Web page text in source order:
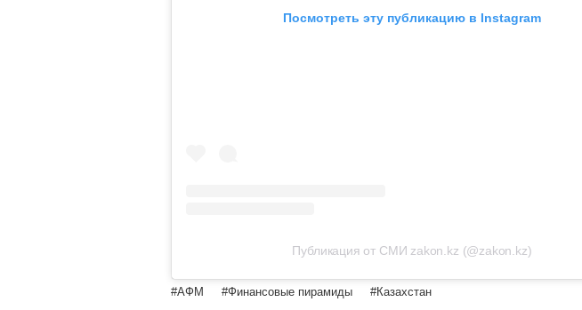
Посмотреть эту публикацию в Instagram
Публикация от СМИ zakon.kz (@zakon.kz)
АФМ Финансовые пирамиды Казахстан